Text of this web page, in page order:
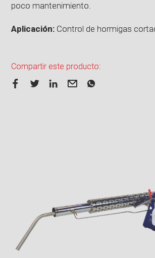
poco mantenimiento.
Aplicación: Control de hormigas
Compartir este producto: